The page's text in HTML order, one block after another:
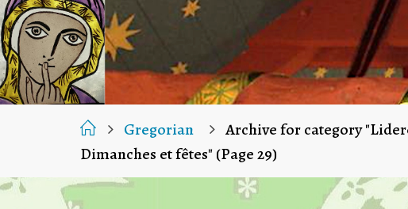
HomeGregorian
Archive for category
Dimanches et fêtes" (Page 29)